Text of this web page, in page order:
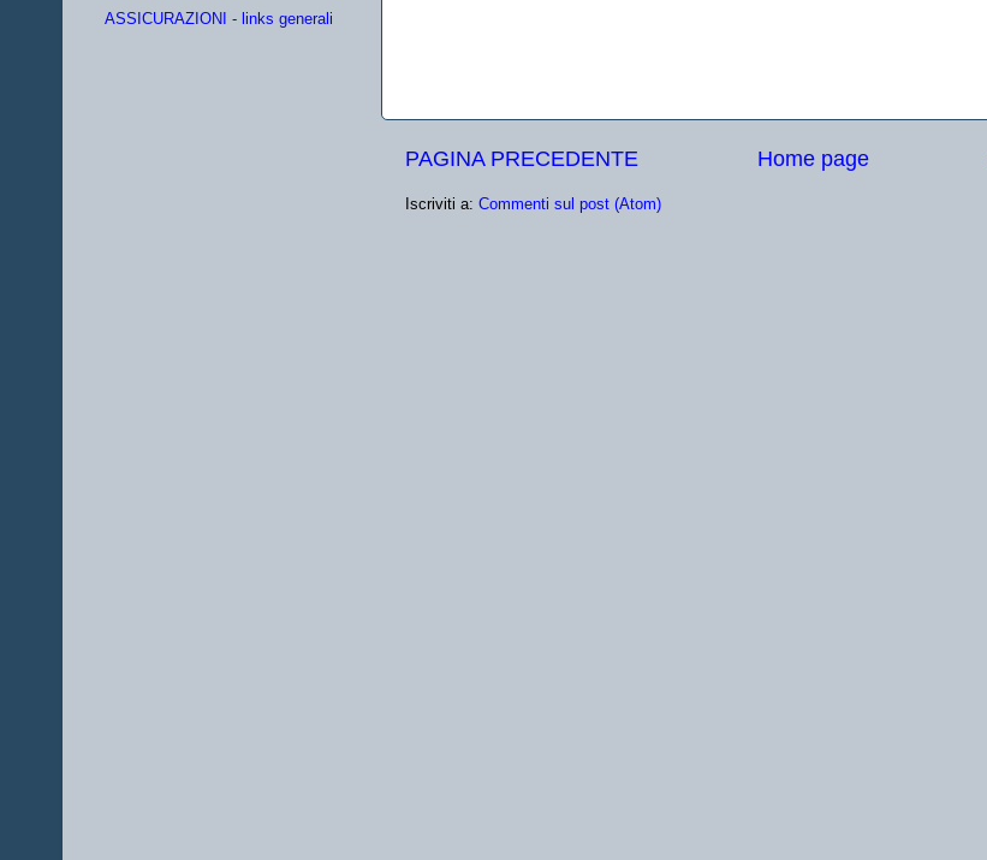
PAGINA PRECEDENTE Home page
Iscriviti a: Commenti sul post (Atom)
ASSICURAZIONI - links generali